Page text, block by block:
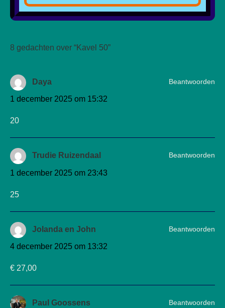
8 gedachten over “Kavel 50”
Daya
1 december 2025 om 15:32
20
Beantwoorden
Trudie Ruizendaal
1 december 2025 om 23:43
25
Beantwoorden
Jolanda en John
4 december 2025 om 13:32
€ 27,00
Beantwoorden
Paul Goossens Beantwoorden